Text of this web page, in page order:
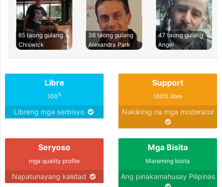
65 taong gulang
Chiswick
36 taong gulang
Alexandra Park
47 taong gulang
Angel
Libre
100%
Libreng mga serbisyo
Support
100% libre
Nakikinig na mga moderator
Seryoso
mga quality profile
Napatunayang kalidad
Mga Bisita
Maraming bisita
Ang pinakamahusay Pilipinas